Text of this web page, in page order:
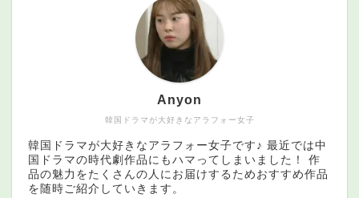
韓国ドラマが大好きなアラフォー女子
Anyon
韓国ドラマが大好きなアラフォー女子です♪ 最近では中
国ドラマの時代劇作品にもハマってしまいました！ 作
品の魅力をたくさんの人にお届けするためおすすめ作品
を随時ご紹介していきます。